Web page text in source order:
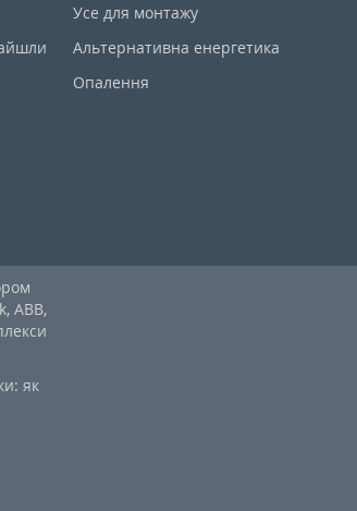
Усе для монтажу
Альтернативна енергетика
Опалення
ABB,
як